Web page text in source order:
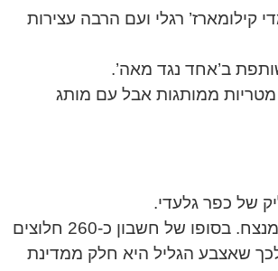
קילומארז’ רגלי ועם הרבה עצירות
ב’אחד נגד מאה’.
מטריות ממותגות אבל עם מותג
של כפר גלעדי.
לאורך שנות הציונות כפר גלעדי הוא ספר לוחם, סופג ומנצח. בסופו של חשבון כ-260 חלוצים
שאצבע הגליל היא חלק ממדינת